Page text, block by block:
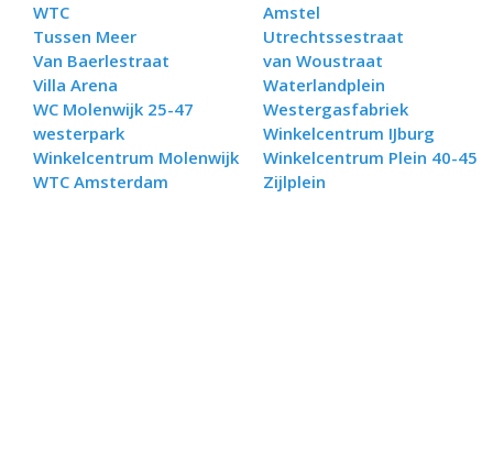
WTC
Amstel
Tussen Meer
Utrechtssestraat
Van Baerlestraat
van Woustraat
Villa Arena
Waterlandplein
WC Molenwijk 25-47
Westergasfabriek
westerpark
Winkelcentrum IJburg
Winkelcentrum Molenwijk
Winkelcentrum Plein 40-45
WTC Amsterdam
Zijlplein